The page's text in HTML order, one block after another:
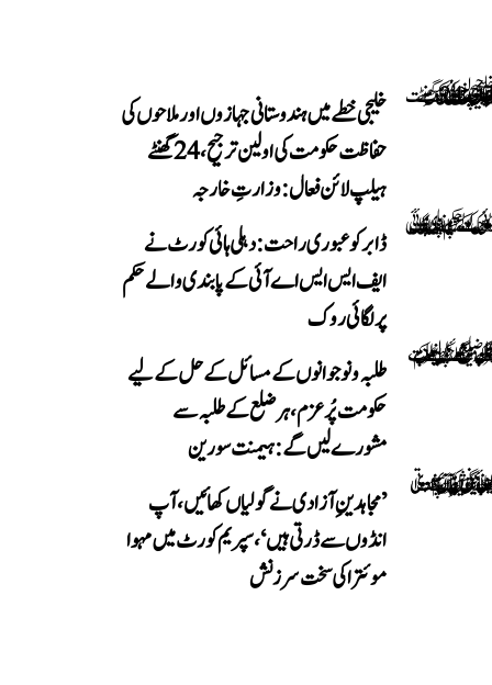
خلیجی خطے میں ہندوستانی جہازوں اور ملاحوں کی
حفاظت حکومت کی اولین ترجیح، 24 گھنٹے
ہیلپ لائن فعال: وزارتِ خارجہ
ڈابر کو عبوری راحت: دہلی ہائی کورٹ نے
ایف ایس ایس اے آئی کے پابندی والے حکم
پر لگائی روک
طلبہ و نوجوانوں کے مسائل کے حل کے لیے
حکومت پُرعزم، ہر ضلع کے طلبہ سے
مشورے لیں گے: ہیمنت سورین
’مجاہدینِ آزادی نے گولیاں کھائیں، آپ
انڈوں سے ڈرتی ہیں‘، سپریم کورٹ میں مہوا
موئترا کی سخت سرزنش